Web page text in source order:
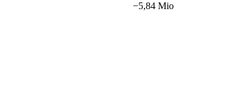
−5,84 Mio